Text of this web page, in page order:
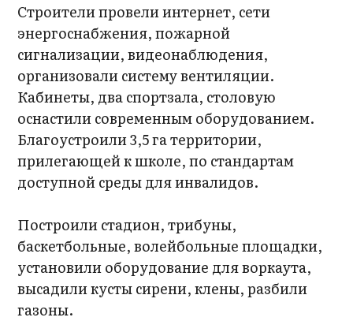
Строители провели интернет, сети
энергоснабжения, пожарной
сигнализации, видеонаблюдения,
организовали систему вентиляции.
Кабинеты, два спортзала, столовую
оснастили современным оборудованием.
Благоустроили 3,5 га территории,
прилегающей к школе, по стандартам
доступной среды для инвалидов.
Построили стадион, трибуны,
баскетбольные, волейбольные площадки,
установили оборудование для воркаута,
высадили кусты сирени, клены, разбили
газоны.